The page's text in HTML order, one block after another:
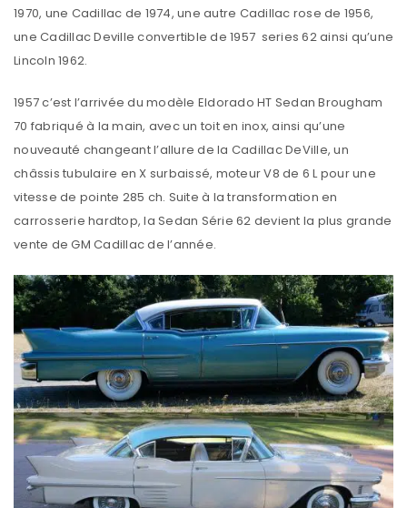
1970, une Cadillac de 1974, une autre Cadillac rose de 1956,
une Cadillac Deville convertible de 1957 series 62 ainsi qu’une
Lincoln 1962.
1957 c’est l’arrivée du modèle Eldorado HT Sedan Brougham
70 fabriqué à la main, avec un toit en inox, ainsi qu’une
nouveauté changeant l’allure de la Cadillac DeVille, un
châssis tubulaire en X surbaissé, moteur V8 de 6 L pour une
vitesse de pointe 285 ch. Suite à la transformation en
carrosserie hardtop, la Sedan Série 62 devient la plus grande
vente de GM Cadillac de l’année.